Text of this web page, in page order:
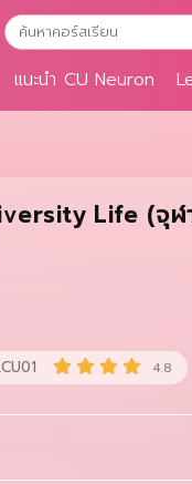
แนะนำ CU Neuron
Life (จุฬ
4.8